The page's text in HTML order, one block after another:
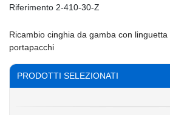
Riferimento 2-410-30-Z
Ricambio cinghia da gamba con
portapacchi
PRODOTTI SELEZIONATI